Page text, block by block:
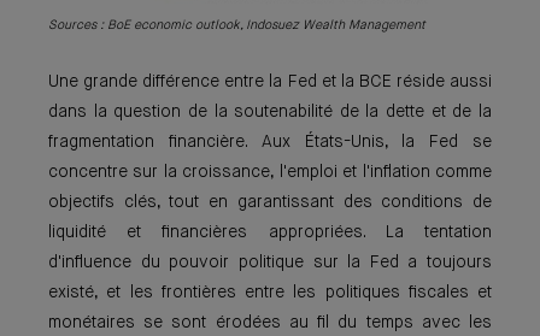
Sources : BoE economic outlook, Indosuez Wealth Management
Une grande différence entre la Fed et la BCE réside aussi
dans la question de la soutenabilité de la dette et de la
fragmentation financière. Aux États-Unis, la Fed se
concentre sur la croissance, l'emploi et l'inflation comme
objectifs clés, tout en garantissant des conditions de
liquidité et financières appropriées. La tentation
d'influence du pouvoir politique sur la Fed a toujours
existé, et les frontières entre les politiques fiscales et
monétaires se sont érodées au fil du temps avec les